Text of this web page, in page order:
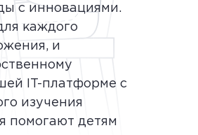
с инновациями.
каждого
и
IT-платформе с
изучения
помогают детям